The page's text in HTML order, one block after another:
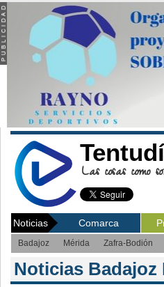
Las cosas como
Noticias Comarca
Badajoz Mérida Zafra-Bodión
Noticias Badajoz